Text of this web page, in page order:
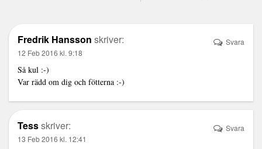
Fredrik Hansson skriver:
12 Feb 2016 kl. 9:18
Så kul :-)
Var rädd om dig och fötterna :-)
Svara
Tessskriver:
13 Feb 2016 kl. 12:41
Svara